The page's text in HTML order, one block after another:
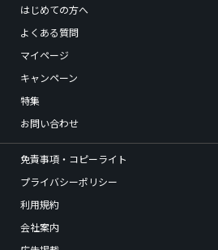
はじめての方へ
よくある質問
マイページ
キャンペーン
特集
お問い合わせ
免責事項・コピーライト
プライバシーポリシー
利用規約
会社案内